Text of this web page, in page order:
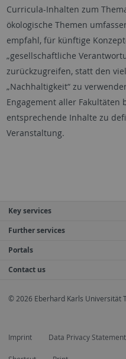
Curricula-Inhalten zum
ökologische Themen
empfahl, für künftige
„gesellschaftliche
zurückzugreifen, statt den
„Nachhaltigkeit“ zu
Engagement aller Fakultäten
entsprechende Inhalte zu
Veranstaltung.
Key services
Further services
Portals
Contact us
© 2026 Eberhard Karls Universität
Imprint Data Privacy Statement